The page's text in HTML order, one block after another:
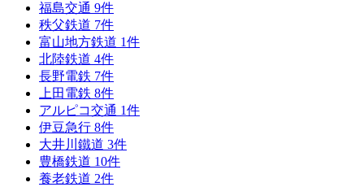
福島交通 9件
秩父鉄道 7件
富山地方鉄道 1件
北陸鉄道 4件
長野電鉄 7件
上田電鉄 8件
アルピコ交通 1件
伊豆急行 8件
大井川鐵道 3件
豊橋鉄道 10件
養老鉄道 2件